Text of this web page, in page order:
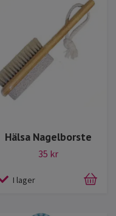
Hälsa Nagelborste
35 kr
I lager